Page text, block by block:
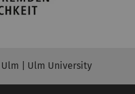
| Ulm University